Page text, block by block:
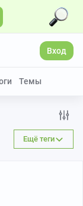
Вход
Темы
Ещё теги